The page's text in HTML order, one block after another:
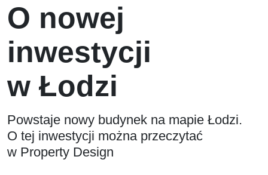
O nowej
inwestycji
w Łodzi
Powstaje nowy budynek na mapie Łodzi.
O tej inwestycji można przeczytać
w Property Design